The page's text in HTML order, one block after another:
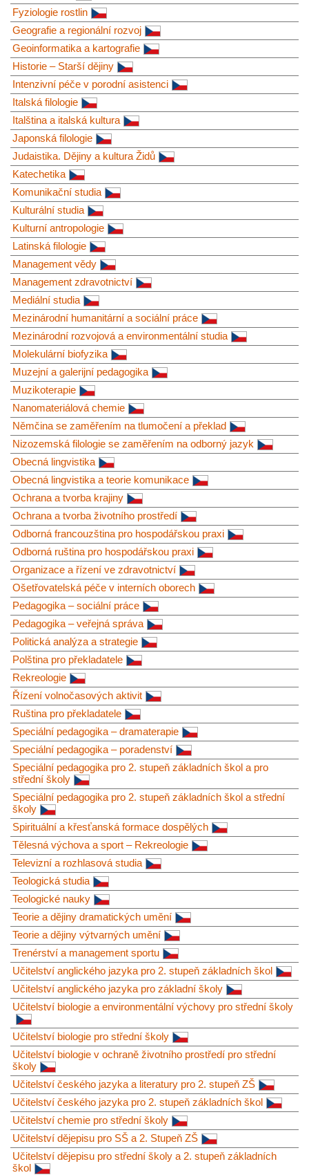
Fyziologie rostlin
Geografie a regionální rozvoj
Geoinformatika a kartografie
Historie – Starší dějiny
Intenzivní péče v porodní asistenci
Italská filologie
Italština a italská kultura
Japonská filologie
Judaistika. Dějiny a kultura Židů
Katechetika
Komunikační studia
Kulturální studia
Kulturní antropologie
Latinská filologie
Management vědy
Management zdravotnictví
Mediální studia
Mezinárodní humanitární a sociální práce
Mezinárodní rozvojová a environmentální studia
Molekulární biofyzika
Muzejní a galerijní pedagogika
Muzikoterapie
Nanomateriálová chemie
Němčina se zaměřením na tlumočení a překlad
Nizozemská filologie se zaměřením na odborný jazyk
Obecná lingvistika
Obecná lingvistika a teorie komunikace
Ochrana a tvorba krajiny
Ochrana a tvorba životního prostředí
Odborná francouzština pro hospodářskou praxi
Odborná ruština pro hospodářskou praxi
Organizace a řízení ve zdravotnictví
Ošetřovatelská péče v interních oborech
Pedagogika – sociální práce
Pedagogika – veřejná správa
Politická analýza a strategie
Polština pro překladatele
Rekreologie
Řízení volnočasových aktivit
Ruština pro překladatele
Speciální pedagogika – dramaterapie
Speciální pedagogika – poradenství
Speciální pedagogika pro 2. stupeň základních škol a pro
střední školy
Speciální pedagogika pro 2. stupeň základních škol a střední
školy
Spirituální a křesťanská formace dospělých
Tělesná výchova a sport – Rekreologie
Televizní a rozhlasová studia
Teologická studia
Teologické nauky
Teorie a dějiny dramatických umění
Teorie a dějiny výtvarných umění
Trenérství a management sportu
Učitelství anglického jazyka pro 2. stupeň základních škol
Učitelství anglického jazyka pro základní školy
Učitelství biologie a environmentální výchovy pro střední školy
Učitelství biologie pro střední školy
Učitelství biologie v ochraně životního prostředí pro střední
školy
Učitelství českého jazyka a literatury pro 2. stupeň ZŠ
Učitelství českého jazyka pro 2. stupeň základních škol
Učitelství chemie pro střední školy
Učitelství dějepisu pro SŠ a 2. Stupeň ZŠ
Učitelství dějepisu pro střední školy a 2. stupeň základních
škol